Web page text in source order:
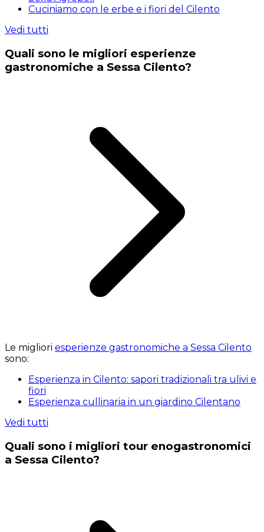
Cuciniamo con le erbe e i fiori del Cilento
Vedi tutti
Quali sono le migliori esperienze
gastronomiche a Sessa Cilento?
Le migliori esperienze gastronomiche a Sessa Cilento
sono:
Esperienza in Cilento: sapori tradizionali tra ulivi e
fiori
Esperienza cullinaria in un giardino Cilentano
Vedi tutti
Quali sono i migliori tour enogastronomici
a Sessa Cilento?